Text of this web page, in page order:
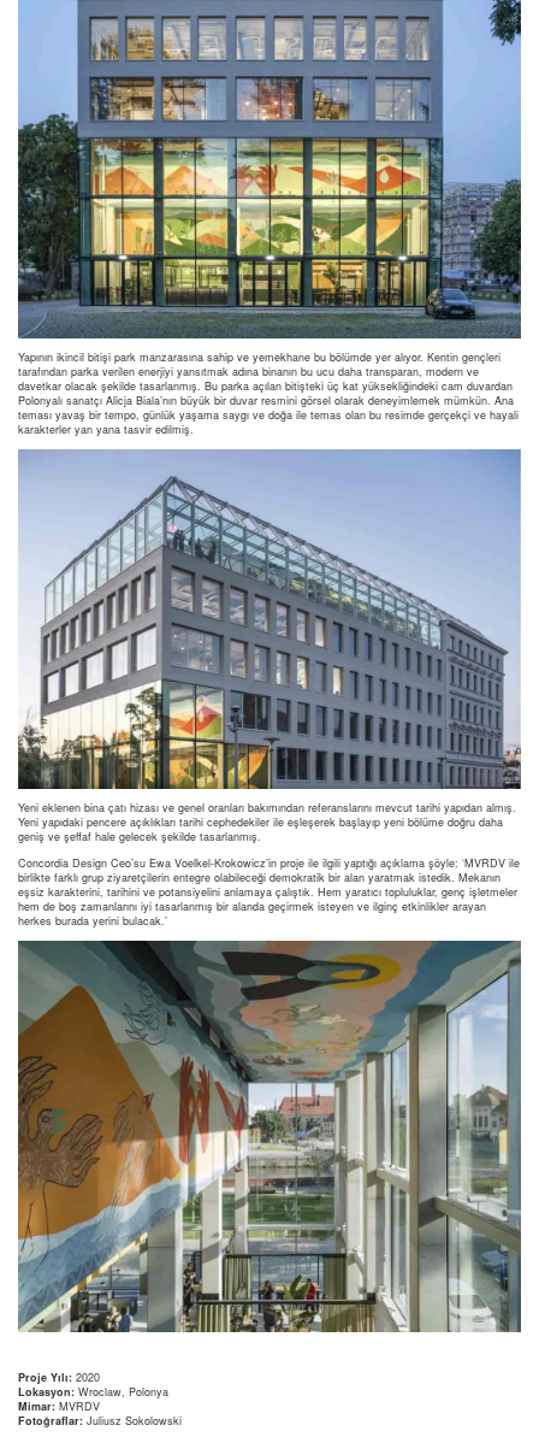
Yapının ikincil bitişi park manzarasına sahip ve yemekhane bu bölümde yer alıyor. Kentin gençleri
tarafından parka verilen enerjiyi yansıtmak adına binanın bu ucu daha transparan, modern ve
davetkar olacak şekilde tasarlanmış. Bu parka açılan bitişteki üç kat yüksekliğindeki cam duvardan
Polonyalı sanatçı Alicja Biala’nın büyük bir duvar resmini görsel olarak deneyimlemek mümkün. Ana
teması yavaş bir tempo, günlük yaşama saygı ve doğa ile temas olan bu resimde gerçekçi ve hayali
karakterler yan yana tasvir edilmiş.
Yeni eklenen bina çatı hizası ve genel oranları bakımından referanslarını mevcut tarihi yapıdan almış.
Yeni yapıdaki pencere açıklıkları tarihi cephedekiler ile eşleşerek başlayıp yeni bölüme doğru daha
geniş ve şeffaf hale gelecek şekilde tasarlanmış.
Concordia Design Ceo’su Ewa Voelkel-Krokowicz’in proje ile ilgili yaptığı açıklama şöyle: ‘MVRDV ile
birlikte farklı grup ziyaretçilerin entegre olabileceği demokratik bir alan yaratmak istedik. Mekanın
eşsiz karakterini, tarihini ve potansiyelini anlamaya çalıştık. Hem yaratıcı topluluklar, genç işletmeler
hem de boş zamanlarını iyi tasarlanmış bir alanda geçirmek isteyen ve ilginç etkinlikler arayan
herkes burada yerini bulacak.’
Proje Yılı: 2020
Lokasyon: Wroclaw, Polonya
Mimar: MVRDV
Fotoğraflar: Juliusz Sokolowski